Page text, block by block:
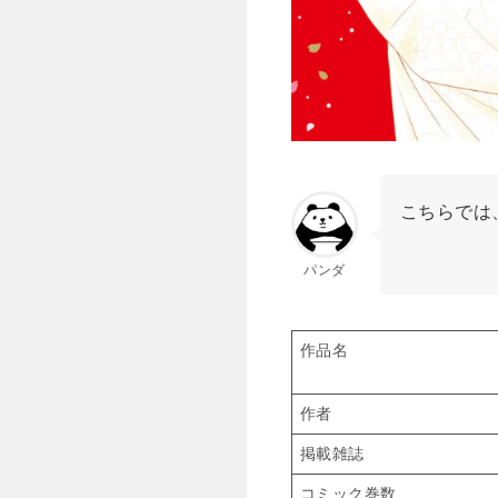
パンダ
こちらでは
作品名
作者
掲載雑誌
コミック巻数